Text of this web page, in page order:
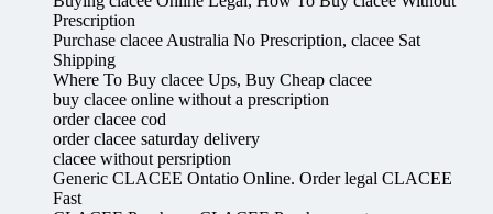
Prescription
Purchase clacee Australia No Prescription, clacee Sat
Shipping
Where To Buy clacee Ups, Buy Cheap clacee
buy clacee online without a prescription
order clacee cod
order clacee saturday delivery
clacee without persription
Generic CLACEE Ontatio Online. Order legal CLACEE
Fast